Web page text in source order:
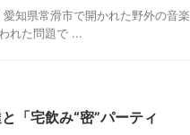
知県常滑市で開かれた野外の音楽
れた問題で ...
「宅飲み“密”パーティ